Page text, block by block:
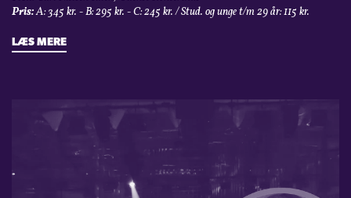
Pris:A: 345 kr. - B: 295 kr. - C: 245 kr. / Stud. og unge t/m 29 år: 115 kr.
LÆS MERE